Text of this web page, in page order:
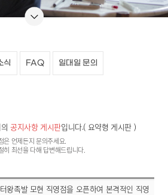
식 FAQ 일대일 문의
의공지사항 게시판입니다.( 요약형 게시판 )
은 언제든지 문의주세요.
히 최선을 다해 답변해드립니다.
왕족발 모현 직영점을 오픈하여 본격적인 직영